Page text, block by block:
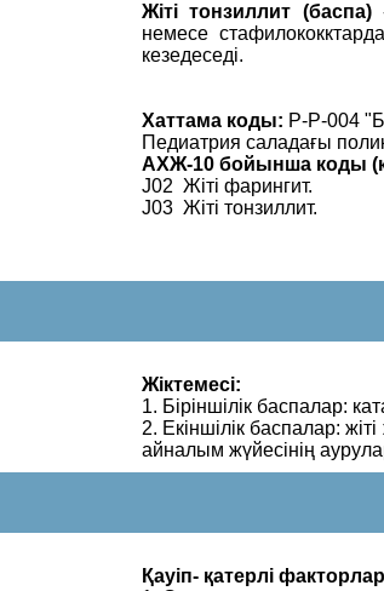
Жіті тонзиллит (баспа)-
немесе
кезедеседі.
Хаттама коды: P-P-004
Педиатрия саладағы
АХЖ-10 бойынша коды
J02 Жіті фарингит.
J03 Жіті тонзиллит.
Жіктемесі:
1. Біріншілік баспалар:
2. Екіншілік баспалар:
айналым жүйесінің
Қауіп- қатерлі